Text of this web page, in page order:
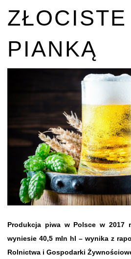
ZŁOCISTE
PIANKĄ
Produkcja piwa w Polsce w 2017
wyniesie 40,5 mln hl – wynika z
Rolnictwa i Gospodarki